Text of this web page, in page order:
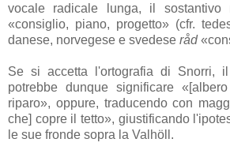
vocale radicale lunga, il sostantivo
«consiglio, piano, progetto» (cfr.
danese, norvegese e svedese råd
Se si accetta l'ortografia di Snorri, il
potrebbe dunque significare
riparo», oppure, traducendo con
che] copre il tetto», giustificando
le sue fronde sopra la Valhöll .